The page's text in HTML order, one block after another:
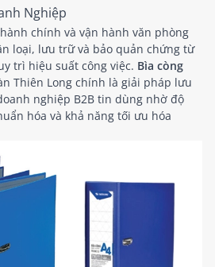
Nghiệp
chính và vận hành văn phòng
loại, lưu trữ và bảo quản chứng từ
trì hiệu suất công việc. Bìa còng
Thiên Long chính là giải pháp lưu
nghiệp B2B tin dùng nhờ độ
hóa và khả năng tối ưu hóa